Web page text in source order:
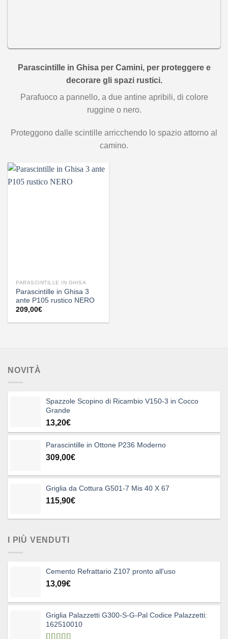
Parascintille in Ghisa per Camini,per proteggere e
decorare gli spazi rustici.
Parafuoco a pannello, a due antine apribili, di colore
ruggine o nero.
Proteggono dalle scintille arricchendo lo spazio attorno al
camino.
PARASCINTILLE IN GHISA
Parascintille in Ghisa 3
ante P105 rustico NERO
209,00€
NOVITÀ
Spazzole Scopino di Ricambio V150-3 in Cocco
Grande
13,20€
Parascintille in Ottone P236 Moderno
309,00€
Griglia da Cottura G501-7 Mis 40 X 67
115,90€
I PIÙ VENDUTI
Cemento Refrattario Z107 pronto all'uso
13,09€
Griglia Palazzetti G300-S-G-Pal Codice Palazzetti:
162510010